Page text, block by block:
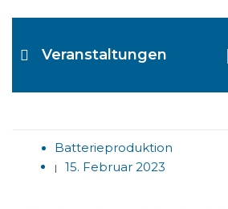
Veranstaltungen
Batterieproduktion
| 15. Februar 2023